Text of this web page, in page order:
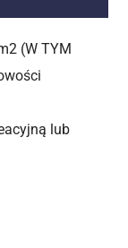
(W TYM
lub